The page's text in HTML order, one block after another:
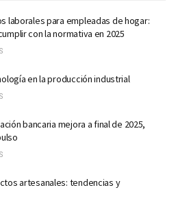
laborales para empleadas de hogar:
con la normativa en 2025
en la producción industrial
bancaria mejora a final de 2025,
artesanales: tendencias y